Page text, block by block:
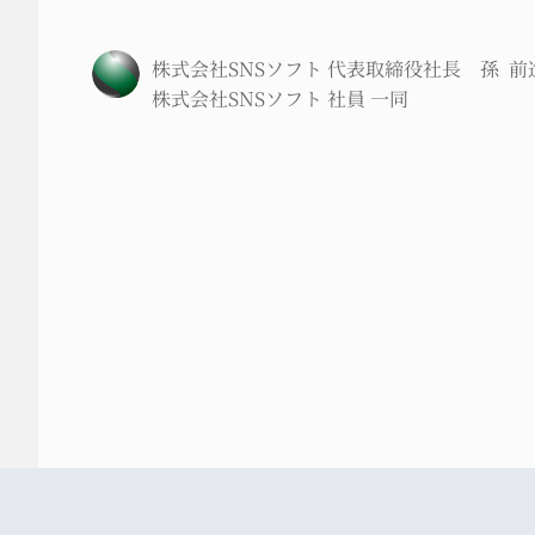
株式会社SNSソフト 代表取締役社長 孫 前
株式会社SNSソフト 社員 一同